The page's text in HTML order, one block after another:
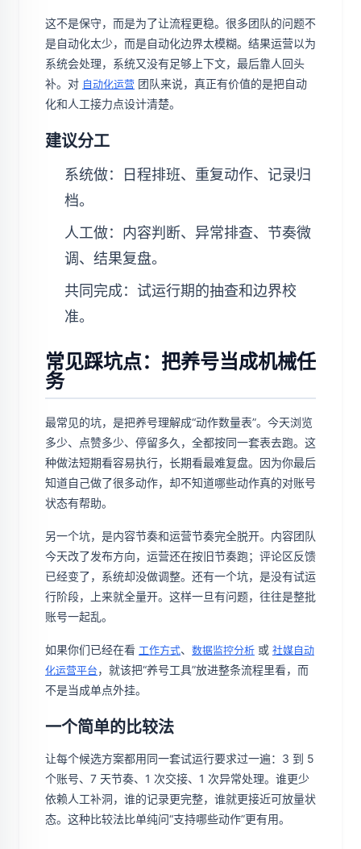
这不是保守，而是为了让流程更稳。很多团队的问题不
是自动化太少，而是自动化边界太模糊。结果运营以为
系统会处理，系统又没有足够上下文，最后靠人回头
补。对 自动化运营 团队来说，真正有价值的是把自动
化和人工接力点设计清楚。
建议分工
系统做：日程排班、重复动作、记录归
档。
人工做：内容判断、异常排查、节奏微
调、结果复盘。
共同完成：试运行期的抽查和边界校
准。
常见踩坑点：把养号当成机械任
务
最常见的坑，是把养号理解成“动作数量表”。今天浏览
多少、点赞多少、停留多久，全都按同一套表去跑。这
种做法短期看容易执行，长期看最难复盘。因为你最后
知道自己做了很多动作，却不知道哪些动作真的对账号
状态有帮助。
另一个坑，是内容节奏和运营节奏完全脱开。内容团队
今天改了发布方向，运营还在按旧节奏跑；评论区反馈
已经变了，系统却没做调整。还有一个坑，是没有试运
行阶段，上来就全量开。这样一旦有问题，往往是整批
账号一起乱。
如果你们已经在看 工作方式、 数据监控分析 或 社媒自动
化运营平台，就该把“养号工具”放进整条流程里看，而
不是当成单点外挂。
一个简单的比较法
让每个候选方案都用同一套试运行要求过一遍：3 到 5
个账号、7 天节奏、1 次交接、1 次异常处理。谁更少
依赖人工补洞，谁的记录更完整，谁就更接近可放量状
态。这种比较法比单纯问“支持哪些动作”更有用。